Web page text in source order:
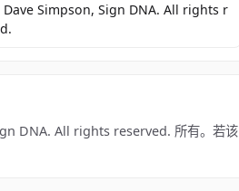
Simpson, Sign DNA. All rights r
DNA. All rights reserved. 所有。若该